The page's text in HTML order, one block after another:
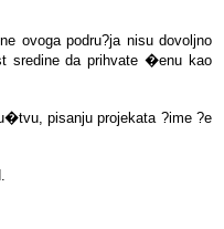
ovoga podru?ja nisu dovoljno
sredine da prihvate �enu kao
pisanju projekata ?ime ?e